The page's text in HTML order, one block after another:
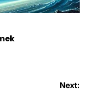
Next: